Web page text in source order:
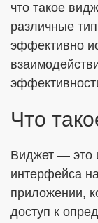
Я согласен с
что такое
различные
эффективно
Что
Виджет — это
интерфейса
приложении,
доступ к